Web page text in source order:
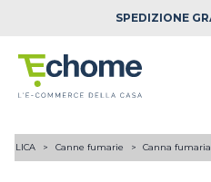
SPEDIZIONE
Canne fumarie Canna